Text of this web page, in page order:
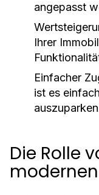
angepasst
Ihrer
Einfacher
ist es
Die Rolle